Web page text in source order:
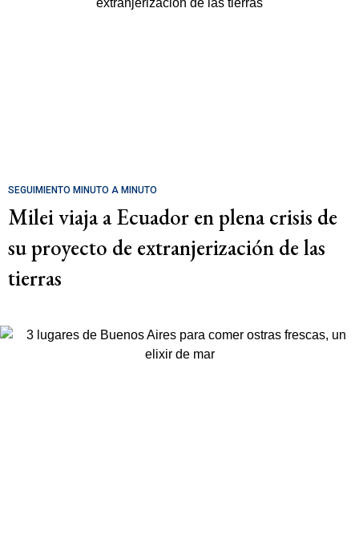
SEGUIMIENTO MINUTO A MINUTO
Milei viaja a Ecuador en plena crisis de
su proyecto de extranjerización de las
tierras